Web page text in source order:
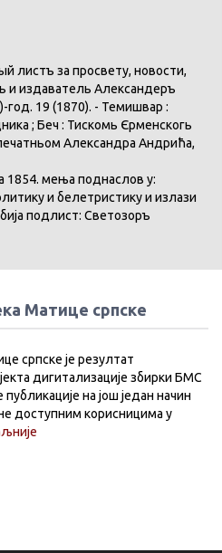
за просвету, новости,
и издаватель Александеръ
год. 19 (1870). - Темишвар :
; Беч : Тискомь Єрменскогь
Александра Андрића,
1854. мења поднаслов у:
и белетристику и излази
подлист: Светозоръ
Матице српске
српске је резултат
дигитализације збирки БМС
публикације на још један начин
доступним корисницима у